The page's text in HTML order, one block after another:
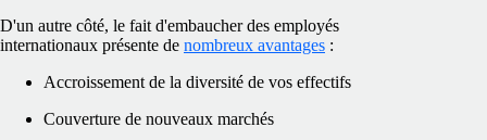
D'un autre côté, le fait d'embaucher des employés
internationaux présente de nombreux avantages :
Accroissement de la diversité de vos effectifs
Couverture de nouveaux marchés